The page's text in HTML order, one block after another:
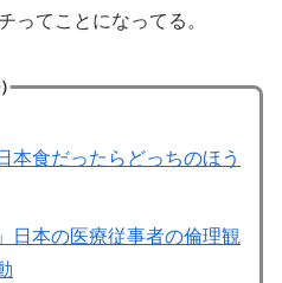
ってことになってる。
本食だったらどっちのほう
日本の医療従事者の倫理観